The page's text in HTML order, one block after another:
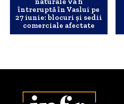
întreruptă în Vaslui pe
27 iunie: blocuri și sedii
comerciale afectate